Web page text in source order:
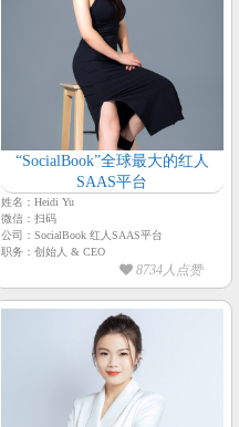
“SocialBook”全球最大的红人
SAAS平台
姓名：Heidi Yu
微信：扫码
公司：SocialBook 红人SAAS平台
职务：创始人 & CEO
8734人点赞